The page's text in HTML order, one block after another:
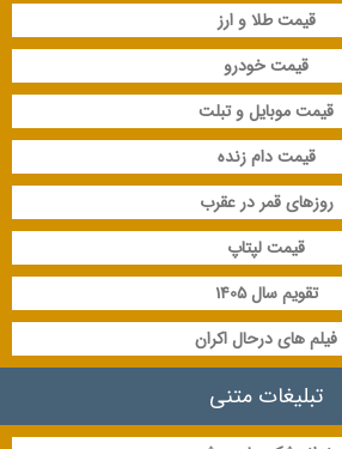
قیمت طلا و ارز
قیمت خودرو
قیمت موبایل و تبلت
قیمت دام زنده
روزهای قمر در عقرب
قیمت لپتاپ
تقویم سال 1405
فیلم های درحال اکران
تبلیغات متنی